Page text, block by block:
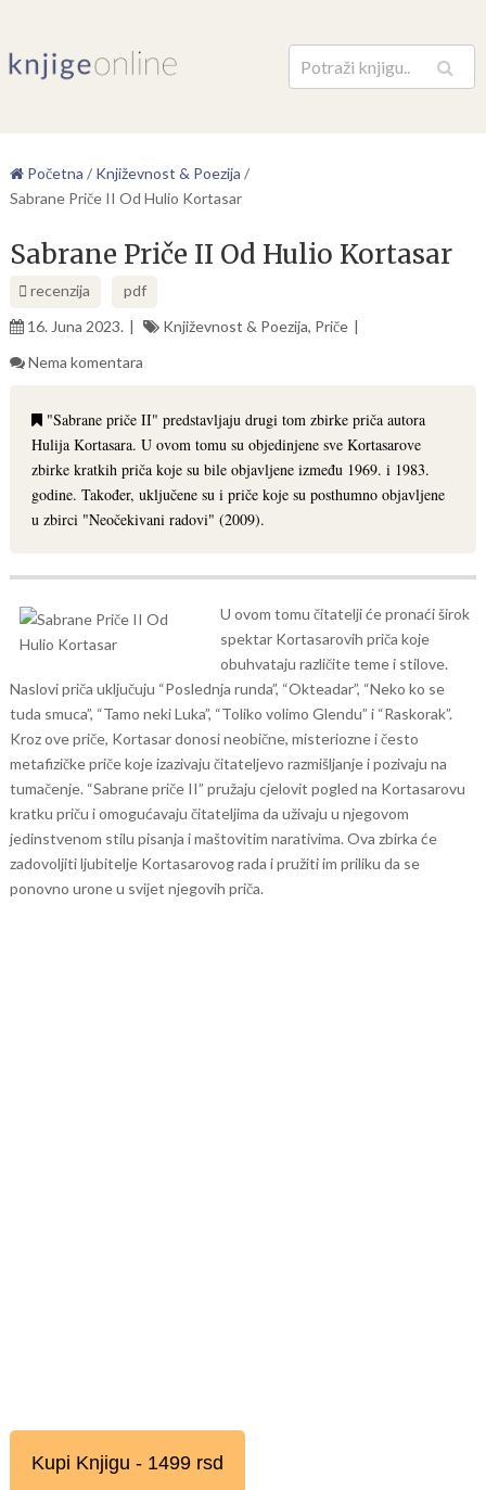
Pretraga
Početna / Književnost & Poezija /
Sabrane Priče II Od Hulio Kortasar
Sabrane Priče II Od Hulio Kortasar
recenzija
pdf
16. Juna 2023.
Književnost & Poezija, Priče
Nema komentara
"Sabrane priče II" predstavljaju drugi tom zbirke priča autora
Hulija Kortasara. U ovom tomu su objedinjene sve Kortasarove
zbirke kratkih priča koje su bile objavljene između 1969. i 1983.
godine. Također, uključene su i priče koje su posthumno objavljene
u zbirci "Neočekivani radovi" (2009).
U ovom tomu čitatelji će pronaći širok
spektar Kortasarovih priča koje
obuhvataju različite teme i stilove.
Naslovi priča uključuju “Poslednja runda”, “Okteadar”, “Neko ko se
tuda smuca”, “Tamo neki Luka”, “Toliko volimo Glendu” i “Raskorak”.
Kroz ove priče, Kortasar donosi neobične, misteriozne i često
metafizičke priče koje izazivaju čitateljevo razmišljanje i pozivaju na
tumačenje. “Sabrane priče II” pružaju cjelovit pogled na Kortasarovu
kratku priču i omogućavaju čitateljima da uživaju u njegovom
jedinstvenom stilu pisanja i maštovitim narativima. Ova zbirka će
zadovoljiti ljubitelje Kortasarovog rada i pružiti im priliku da se
ponovno urone u svijet njegovih priča.
Kupi Knjigu - 1499 rsd